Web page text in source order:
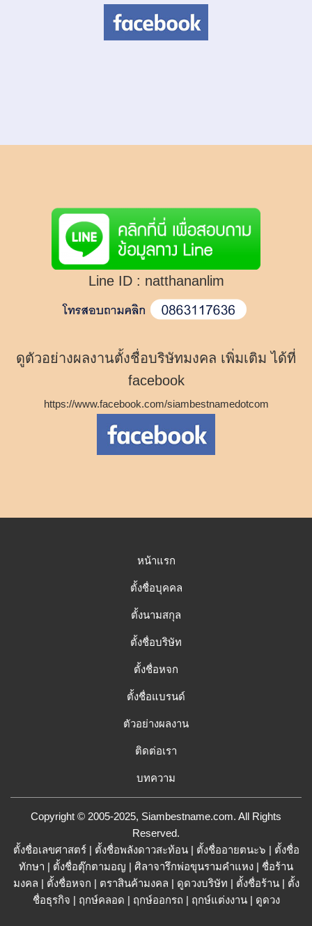
Line ID : natthananlim
ดูตัวอย่างผลงานตั้งชื่อบริษัทมงคล เพิ่มเติม ได้ที่
facebook
https://www.facebook.com/siambestnamedotcom
หน้าแรก
ตั้งชื่อบุคคล
ตั้งนามสกุล
ตั้งชื่อบริษัท
ตั้งชื่อหจก
ตั้งชื่อแบรนด์
ตัวอย่างผลงาน
ติดต่อเรา
บทความ
Copyright © 2005-2025, Siambestname.com. All Rights
Reserved.
ตั้งชื่อเลขศาสตร์| ตั้งชื่อพลังดาวสะท้อน| ตั้งชื่ออายตนะ๖ | ตั้งชื่อ
ทักษา | ตั้งชื่อตุ๊กตามอญ | ศิลาจารึกพ่อขุนรามคำแหง | ชื่อร้าน
มงคล | ตั้งชื่อหจก | ตราสินค้ามงคล | ดูดวงบริษัท | ตั้งชื่อร้าน| ตั้ง
ชื่อธุรกิจ | ฤกษ์คลอด | ฤกษ์ออกรถ | ฤกษ์แต่งงาน| ดูดวง